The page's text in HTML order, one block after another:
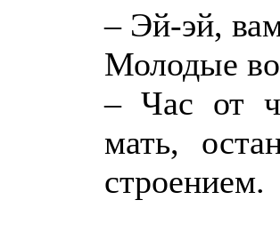
– Эй-эй,
Молодые во
– Час от
мать,
строением.